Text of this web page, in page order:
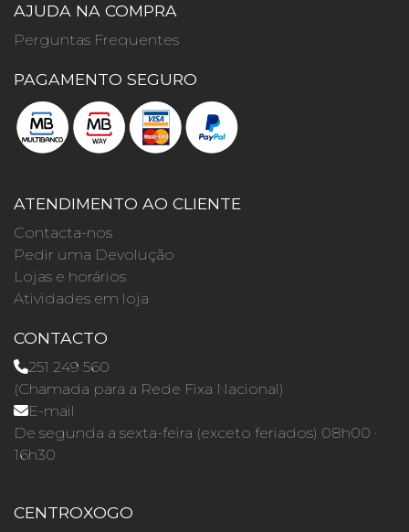
AJUDA NA COMPRA
Perguntas Frequentes
PAGAMENTO SEGURO
ATENDIMENTO AO CLIENTE
Contacta-nos
Pedir uma Devolução
Lojas e horários
Atividades em loja
CONTACTO
251 249 560
(Chamada para a Rede Fixa Nacional)
E-mail
De segunda a sexta-feira (exceto feriados) 08h00 ·
16h30
CENTROXOGO